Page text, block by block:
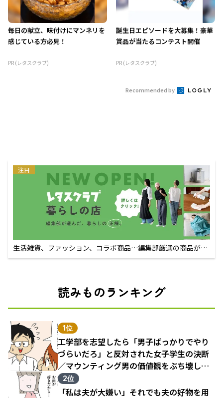
毎日の献立、味付けにマンネリを
感じている方必見！
PR (レタスクラブ)
誕生日エピソードを大募集！豪華
賞品が当たるコンテスト開催
PR (レタスクラブ)
Recommended by
注目
生活雑貨、ファッション、コラボ商品…編集部厳選の商品が買
えるECサイト
読みものランキング
1位
工学部を志望したら「男子ばっかりでやり
づらいだろ」と反対された女子学生の決断
／マウンティング男の価値観をぶち壊した
結果（1）
2位
「私は夫が大嫌い」それでも夫の好物を用